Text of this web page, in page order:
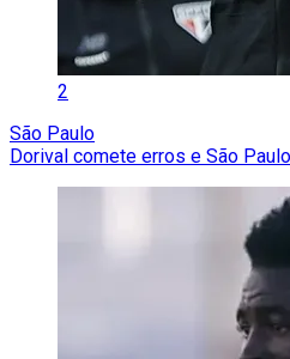
2
São Paulo
Dorival comete erros e São